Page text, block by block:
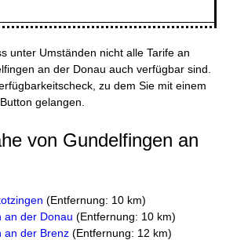
unter Umständen nicht alle Tarife an
an der Donau auch verfügbar sind.
zu dem Sie mit einem
gelangen.
von Gundelfingen an
(Entfernung: 10 km)
an der Donau (Entfernung: 10 km)
an der Brenz (Entfernung: 12 km)